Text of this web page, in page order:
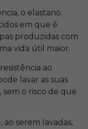
o elastano
em que é
produzidas com
vida útil maior.
ao
lavar as suas
sem o risco de que
serem lavadas,